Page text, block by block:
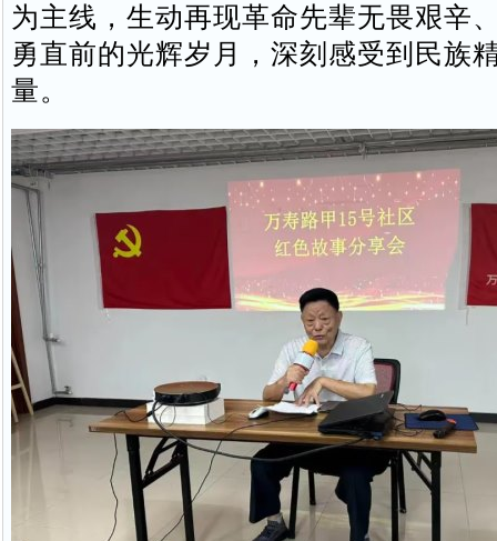
为主线，生动再现革命先辈无畏艰辛
勇直前的光辉岁月，深刻感受到民族
量。